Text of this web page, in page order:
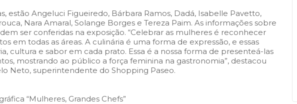
estão Angeluci Figueiredo, Bárbara Ramos, Dadá, Isabelle Pavetto,
Nara Amaral, Solange Borges e Tereza Paim. As informações sobre
ser conferidas na exposição. “Celebrar as mulheres é reconhecer
em todas as áreas. A culinária é uma forma de expressão, e essas
cultura e sabor em cada prato. Essa é a nossa forma de presenteá-las
mostrando ao público a força feminina na gastronomia”, destacou
Neto, superintendente do Shopping Paseo.
“Mulheres, Grandes Chefs”